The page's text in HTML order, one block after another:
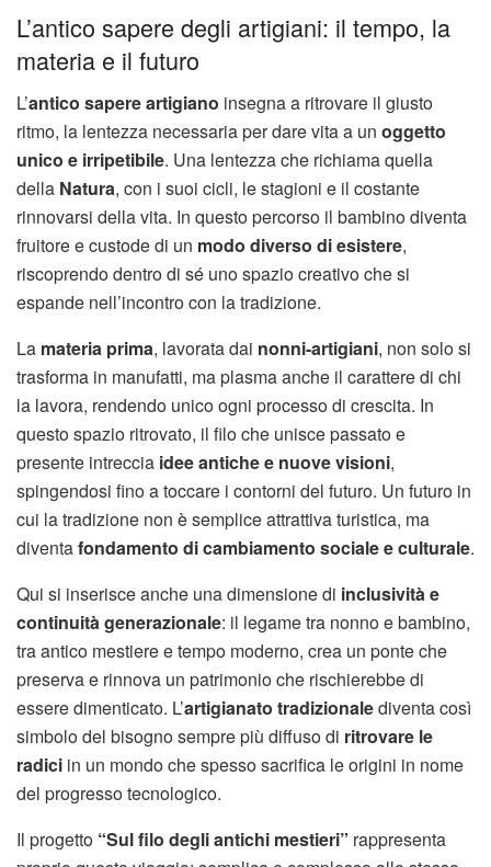
L’antico sapere degli artigiani: il tempo, la
materia e il futuro
L’antico sapere artigiano insegna a ritrovare il giusto
ritmo, la lentezza necessaria per dare vita a un oggetto
unico e irripetibile. Una lentezza che richiama quella
della Natura, con i suoi cicli, le stagioni e il costante
rinnovarsi della vita. In questo percorso il bambino diventa
fruitore e custode di un modo diverso di esistere,
riscoprendo dentro di sé uno spazio creativo che si
espande nell’incontro con la tradizione.
La materia prima, lavorata dai nonni-artigiani, non solo si
trasforma in manufatti, ma plasma anche il carattere di chi
la lavora, rendendo unico ogni processo di crescita. In
questo spazio ritrovato, il filo che unisce passato e
presente intreccia idee antiche e nuove visioni,
spingendosi fino a toccare i contorni del futuro. Un futuro in
cui la tradizione non è semplice attrattiva turistica, ma
diventafondamento di cambiamento sociale e culturale.
Qui si inserisce anche una dimensione di inclusività e
continuità generazionale: il legame tra nonno e bambino,
tra antico mestiere e tempo moderno, crea un ponte che
preserva e rinnova un patrimonio che rischierebbe di
essere dimenticato. L’artigianato tradizionalediventa così
simbolo del bisogno sempre più diffuso di ritrovare le
radici in un mondo che spesso sacrifica le origini in nome
del progresso tecnologico.
Il progetto “Sul filo degli antichi mestieri” rappresenta